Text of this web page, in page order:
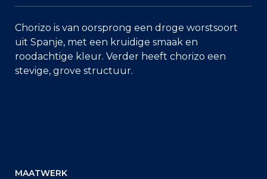
Chorizo is van oorsprong een droge worstsoort
uit Spanje, met een kruidige smaak en
roodachtige kleur. Verder heeft chorizo een
stevige, grove structuur.
MAATWERK